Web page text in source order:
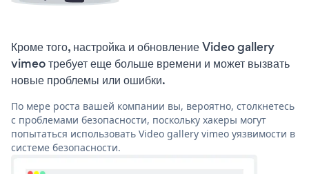
Кроме того, настройка и обновление Video gallery
vimeo требует еще больше времени и может вызвать
новые проблемы или ошибки.
По мере роста вашей компании вы, вероятно, столкнетесь
с проблемами безопасности, поскольку хакеры могут
попытаться использовать Video gallery vimeo уязвимости в
системе безопасности.